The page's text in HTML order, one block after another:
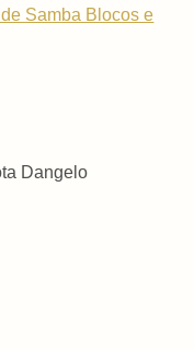
Samba Blocos e
Dangelo